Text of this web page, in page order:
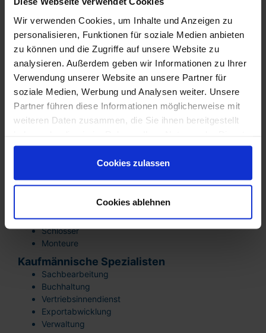
Wir verwenden Cookies, um Inhalte und Anzeigen zu
personalisieren, Funktionen für soziale Medien anbieten
zu können und die Zugriffe auf unsere Website zu
analysieren. Außerdem geben wir Informationen zu Ihrer
Verwendung unserer Website an unsere Partner für
soziale Medien, Werbung und Analysen weiter. Unsere
Partner führen diese Informationen möglicherweise mit
weiteren Daten zusammen, die Sie ihnen bereitgestellt
gesammelt haben. Sie sind damit einverstanden und
können Ihre Einwilligung jederzeit mit Wirkung für die
Zukunft widerrufen oder ändern.
Cookies zulassen
Cookies ablehnen
Industrie & Produktion
Industriemechaniker
Anlagenführer
Produktionsfachkräfte
Qualitätssicherung
Schichtleiter
Logistik & Transport
Staplerfahrer
Kommissionierer
Fachkräfte im Warenverkehr
Technische Fachkräfte
Mechatroniker
Wartungstechniker
Schlosser
Monteure
Kaufmännische Spezialisten
Sachbearbeitung
Buchhaltung
Vertriebsinnendienst
Exportabwicklung
Verwaltung